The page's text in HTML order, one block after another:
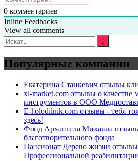
0 комментариев
Inline Feedbacks
View all comments
Искать:
Популярные компании
Екатерина Станкевич отзывы
xl-market.com отзывы о качестве
инструментов в ООО
E-holodilnik.com отзывы - тебя
здесь!
Фонд Архангела Михаила
благотворительного фонда
Пансионат Дерево жизни
Профессиональной